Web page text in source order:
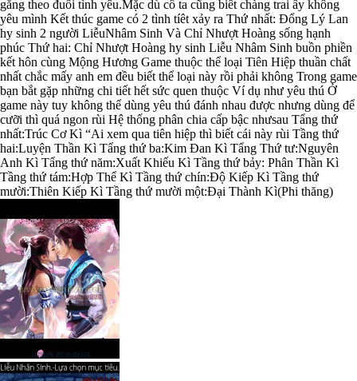
gắng theo đuổi tình yêu.Mặc dù cô ta cũng biết chàng trai ấy không
yêu mình Kết thúc game có 2 tình tíêt xảy ra Thứ nhất: Đổng Lý Lan
hy sinh 2 người LiễuNhâm Sinh Và Chỉ Nhượt Hoàng sống hạnh
phúc Thứ hai: Chỉ Nhượt Hoàng hy sinh Liễu Nhâm Sinh buồn phiền
kết hôn cùng Mộng Hương Game thuộc thể loại Tiên Hiệp thuần chất
nhất chắc mấy anh em đều biết thể loại này rồi phải không Trong game
bạn bắt gặp những chi tiết hết sức quen thuộc Ví dụ như yêu thú Ở
game này tuy không thể dùng yêu thú đánh nhau được nhưng dùng để
cưỡi thì quá ngon rùi Hệ thống phân chia cấp bậc nhưsau Tẩng thứ
nhất:Trúc Cơ Kì “Ai xem qua tiên hiệp thì biết cái này rùi Tầng thứ
hai:Luyện Thần Kì Tẩng thứ ba:Kim Đan Kì Tẩng Thứ tư:Nguyên
Anh Kì Tẩng thứ năm:Xuất Khiếu Kì Tầng thứ bảy: Phân Thần Kì
Tầng thứ tám:Hợp Thể Kì Tầng thứ chín:Độ Kiếp Kì Tầng thứ
mười:Thiên Kiếp Kì Tầng thứ mười một:Đại Thành Kì(Phi thăng)